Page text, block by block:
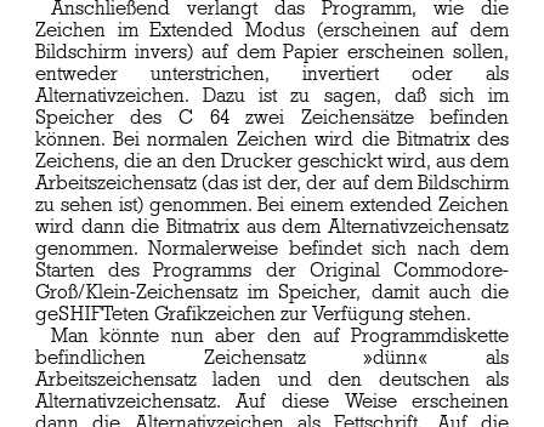
Anschließend verlangt das Programm, wie die
Zeichen im Extended Modus (erscheinen auf dem
Bildschirm invers) auf dem Papier erscheinen sollen,
entweder unterstrichen, invertiert oder als
Alternativzeichen. Dazu ist zu sagen, daß sich im
Speicher des C 64 zwei Zeichensätze befinden
können. Bei normalen Zeichen wird die Bitmatrix des
Zeichens, die an den Drucker geschickt wird, aus dem
Arbeitszeichensatz (das ist der, der auf dem Bildschirm
zu sehen ist) genommen. Bei einem extended Zeichen
wird dann die Bitmatrix aus dem Alternativzeichensatz
genommen. Normalerweise befindet sich nach dem
Starten des Programms der Original Commodore-
Groß/Klein-Zeichensatz im Speicher, damit auch die
geSHIFTeten Grafikzeichen zur Verfügung stehen.
Man könnte nun aber den auf Programmdiskette
befindlichen Zeichensatz »dünn« als
Arbeitszeichensatz laden und den deutschen als
Alternativzeichensatz. Auf diese Weise erscheinen